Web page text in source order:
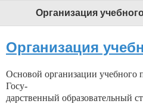
Организация
Основой организации учебного
Госу-
дарственный образовательный